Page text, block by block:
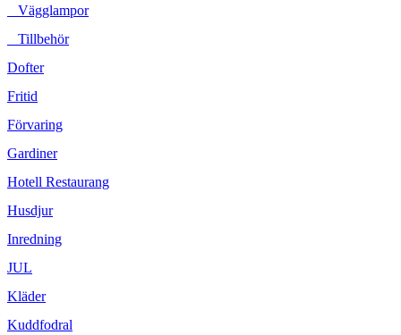
Vägglampor
Tillbehör
Dofter
Fritid
Förvaring
Gardiner
Hotell Restaurang
Husdjur
Inredning
JUL
Kläder
Kuddfodral